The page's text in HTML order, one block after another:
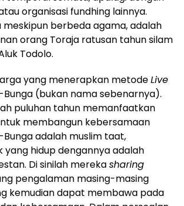
organisasi fundhing lainnya.
meskipun berbeda agama, adalah
orang Toraja ratusan tahun silam
Todolo.
yang menerapkan metodeLive
(bukan nama sebenarnya).
puluhan tahun memanfaatkan
membangun kebersamaan
Bunga adalah muslim taat,
yang hidup dengannya adalah
Di sinilah merekasharing
pengalaman masing-masing
kemudian dapat membawa pada